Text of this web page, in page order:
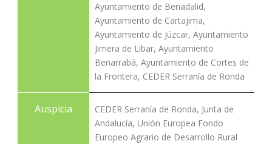
Ayuntamiento de Benadalid,
Ayuntamiento de Cartajima,
Ayuntamiento de Júzcar, Ayuntamiento
Jimera de Libar, Ayuntamiento
Benarrabá, Ayuntamiento de Cortes de
la Frontera, CEDER Serranía de Ronda
Auspicia
CEDER Serranía de Ronda, Junta de
Andalucía, Unión Europea Fondo
Europeo Agrario de Desarrollo Rural